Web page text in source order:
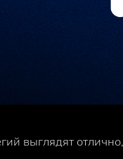
выглядят